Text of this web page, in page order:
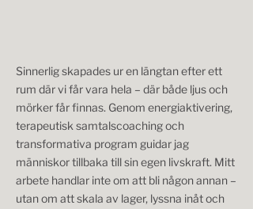
Sinnerlig skapades ur en längtan efter ett
rum där vi får vara hela – där både ljus och
mörker får finnas. Genom energiaktivering,
terapeutisk samtalscoaching och
transformativa program guidar jag
människor tillbaka till sin egen livskraft. Mitt
arbete handlar inte om att bli någon annan –
utan om att skala av lager, lyssna inåt och